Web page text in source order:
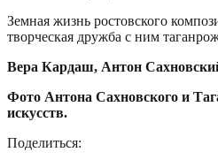
Земная жизнь ростовского
творческая дружба с ним
Вера Кардаш, Антон
Фото Антона Сахновского и
искусств.
Поделиться: